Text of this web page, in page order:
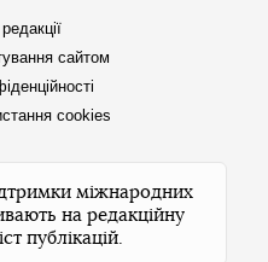
сайтом
cookies
міжнародних
на редакційну
публікацій.